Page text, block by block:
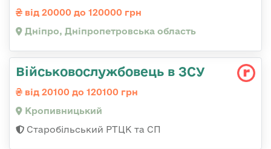
від 20000 до 120000 грн
Дніпро, Дніпропетровська область
Військовослужбовець в ЗСУ
від 20100 до 120100 грн
Кропивницький
Старобільський РТЦК та СП